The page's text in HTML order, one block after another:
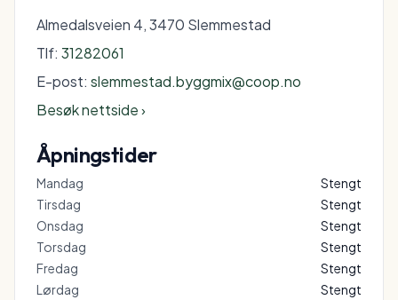
Almedalsveien 4, 3470 Slemmestad
Tlf: 31282061
E-post: slemmestad.byggmix@coop.no
Besøk nettside ›
Åpningstider
Mandag
Stengt
Tirsdag
Stengt
Onsdag
Stengt
Torsdag
Stengt
Fredag
Stengt
Lørdag
Stengt